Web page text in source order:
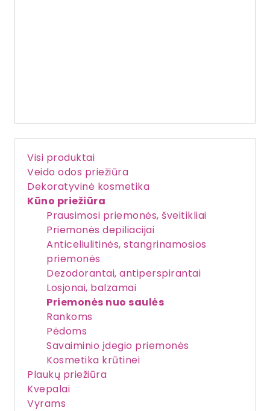
Visi produktai
Veido odos priežiūra
Dekoratyvinė kosmetika
Kūno priežiūra
Prausimosi priemonės, šveitikliai
Priemonės depiliacijai
Anticeliulitinės, stangrinamosios
priemonės
Dezodorantai, antiperspirantai
Losjonai, balzamai
Priemonės nuo saulės
Rankoms
Pėdoms
Savaiminio įdegio priemonės
Kosmetika krūtinei
Plaukų priežiūra
Kvepalai
Vyrams